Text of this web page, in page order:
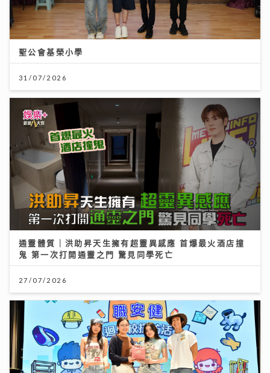
聖公會基榮小學
31/07/2026
通靈體質｜洪助昇天生擁有超靈異感應 首爆最火酒店撞
鬼 第一次打開通靈之門 驚見同學死亡
27/07/2026